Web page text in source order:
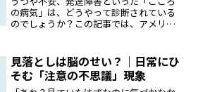
の病気」は、どうやって診断されている
のでしょうか？この記事では、アメリカ
考え方や、時代とともにどんな変化があ
ったのかをやさしく解説...
見落としは脳のせい？｜日常にひ
そむ「注意の不思議」現象